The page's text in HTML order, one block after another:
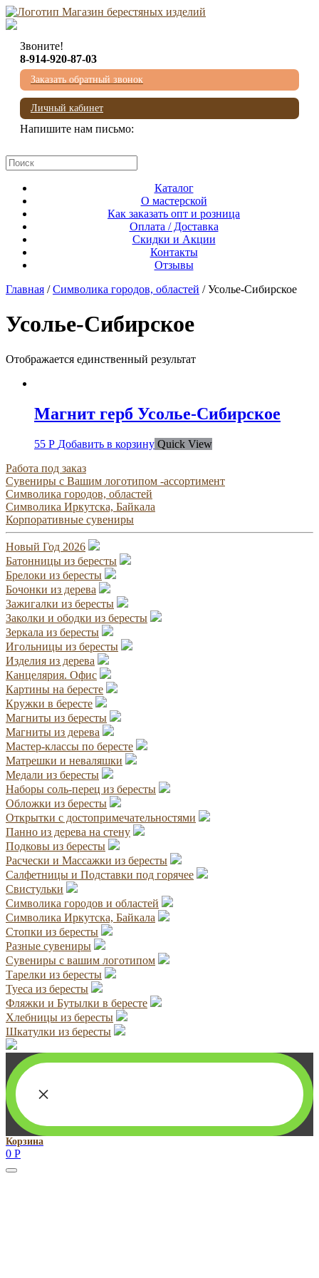
Звоните!
8-914-920-87-03
Заказать обратный звонок
Личный кабинет
Напишите нам письмо:
Каталог
О мастерской
Как заказать опт и розница
Оплата / Доставка
Скидки и Акции
Контакты
Отзывы
Главная /Символика городов, областей / Усолье-Сибирское
Усолье-Сибирское
Отображается единственный результат
Магнит герб Усолье-Сибирское
55 Р Добавить в корзину Quick View
Работа под заказ
Сувениры с Вашим логотипом -ассортимент
Символика городов, областей
Символика Иркутска, Байкала
Корпоративные сувениры
Новый Год 2026
Батонницы из бересты
Брелоки из бересты
Бочонки из дерева
Зажигалки из бересты
Заколки и ободки из бересты
Зеркала из бересты
Игольницы из бересты
Изделия из дерева
Канцелярия. Офис
Картины на бересте
Кружки в бересте
Магниты из бересты
Магниты из дерева
Мастер-классы по бересте
Матрешки и неваляшки
Медали из бересты
Наборы соль-перец из бересты
Обложки из бересты
Открытки с достопримечательностями
Панно из дерева на стену
Подковы из бересты
Расчески и Массажки из бересты
Салфетницы и Подставки под горячее
Свистульки
Символика городов и областей
Символика Иркутска, Байкала
Стопки из бересты
Разные сувениры
Сувениры с вашим логотипом
Тарелки из бересты
Туеса из бересты
Фляжки и Бутылки в бересте
Хлебницы из бересты
Шкатулки из бересты
×
Корзина
0 Р